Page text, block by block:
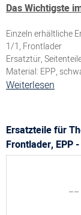
Das Wichtigste
Einzeln erhältliche
1/1, Frontlader
Ersatztür,
Material: EPP,
Weiterlesen
Ersatzteile für
Frontlader, EPP
––